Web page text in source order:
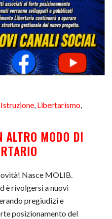
Istruzione, Libertarismo,
MODO DI
Nasce MOLIB.
è rivolgersi a nuovi
pregiudizi e
posizionamento del